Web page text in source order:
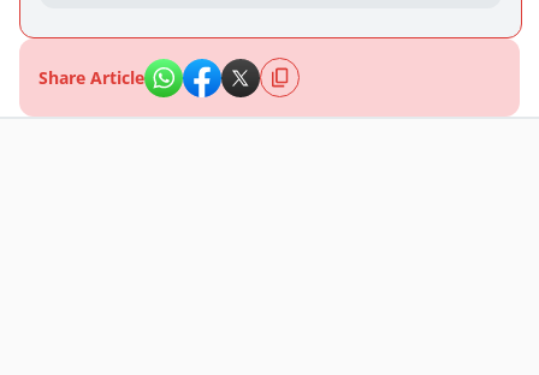
Share Article